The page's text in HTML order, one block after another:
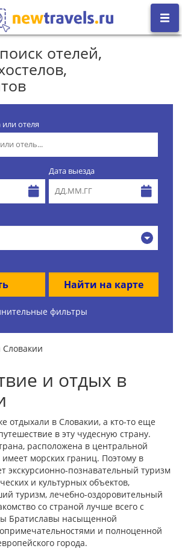
отелей,
отеля
Дата выезда
Найти на карте
фильтры
Словакии
и отдых в
отдыхали в Словакии, а кто-то еще
в эту чудесную страну.
расположена в центральной
морских границ. Поэтому в
экскурсионно-познавательный туризм
и культурных объектов,
туризм, лечебно-оздоровительный
со страной лучше всего с
Братиславы насыщенной
и полноценной
города.